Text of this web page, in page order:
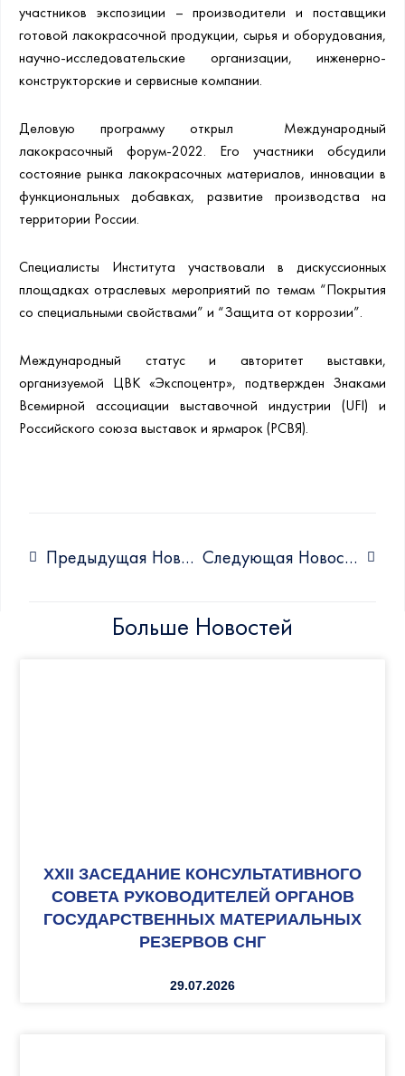
участников экспозиции – производители и поставщики
готовой лакокрасочной продукции, сырья и оборудования,
научно-исследовательские организации, инженерно-
конструкторские и сервисные компании.
Деловую программу открыл Международный
лакокрасочный форум-2022. Его участники обсудили
состояние рынка лакокрасочных материалов, инновации в
функциональных добавках, развитие производства на
территории России.
Специалисты Института участвовали в дискуссионных
площадках отраслевых мероприятий по темам “Покрытия
со специальными свойствами” и “Защита от коррозии”.
Международный статус и авторитет выставки,
организуемой ЦВК «Экспоцентр», подтвержден Знаками
Всемирной ассоциации выставочной индустрии (UFI) и
Российского союза выставок и ярмарок (РСВЯ).
Предыдущая Новость Следующая Новость
Больше Новостей
XXII ЗАСЕДАНИЕ КОНСУЛЬТАТИВНОГО
СОВЕТА РУКОВОДИТЕЛЕЙ ОРГАНОВ
ГОСУДАРСТВЕННЫХ МАТЕРИАЛЬНЫХ
РЕЗЕРВОВ СНГ
29.07.2026